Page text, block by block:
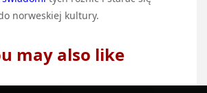
norweskiej kultury.
may also like